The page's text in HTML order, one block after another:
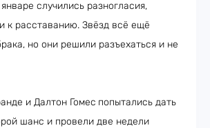
случились разногласия,
к расставанию. Звёзд всё ещё
но они решили разъехаться и не
и Далтон Гомес попытались дать
шанс и провели две недели